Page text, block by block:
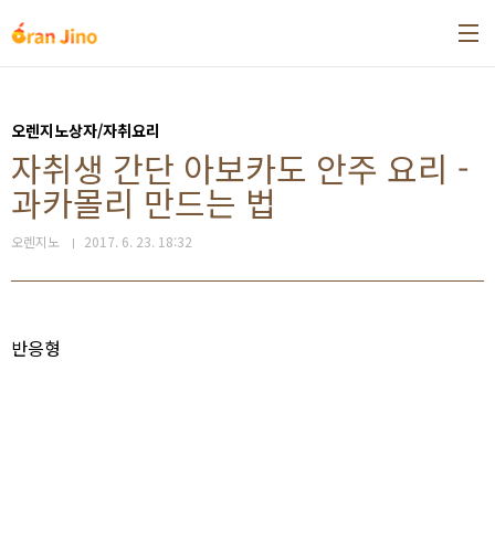
오렌지노상자/자취요리
자취생 간단 아보카도 안주 요리 -
과카몰리 만드는 법
오렌지노 2017. 6. 23. 18:32
반응형